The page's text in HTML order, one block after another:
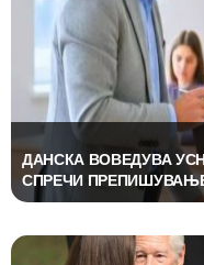
ДАНСКА ВОВЕДУВА
СПРЕЧИ
ИНТЕЛИГЕНЦИЈА